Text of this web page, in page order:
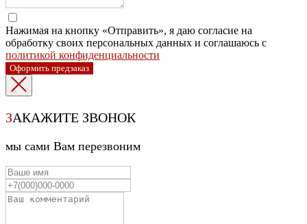
Нажимая на кнопку «Отправить», я даю согласие на
обработку своих персональных данных и соглашаюсь с
политикой конфиденциальности
Оформить предзаказ
ЗАКАЖИТЕ ЗВОНОК
мы сами Вам перезвоним